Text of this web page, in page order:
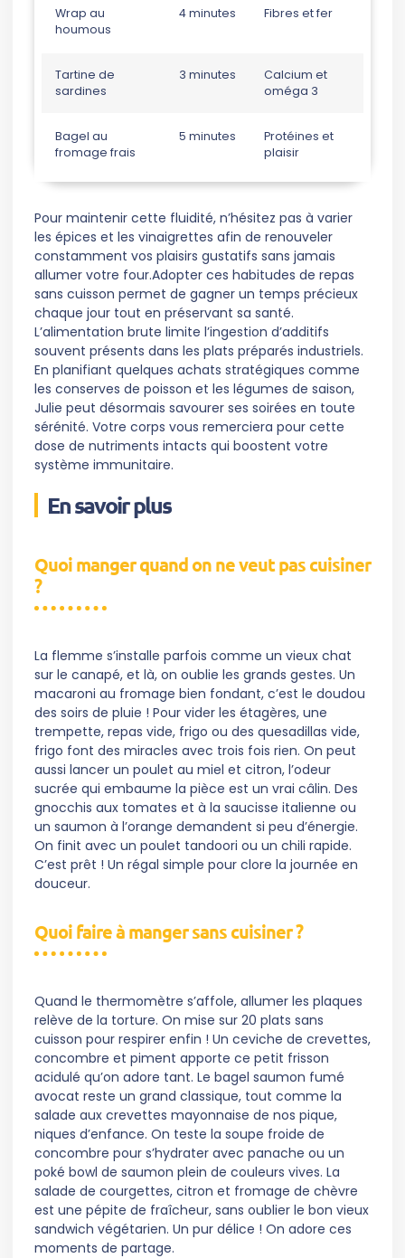
Wrap au
houmous
4 minutes Fibres et fer
Tartine de
sardines
3 minutes
Calcium et
oméga 3
Bagel au
fromage frais
5 minutes
Protéines et
plaisir
Pour maintenir cette fluidité, n’hésitez pas à varier
les épices et les vinaigrettes afin de renouveler
constamment vos plaisirs gustatifs sans jamais
allumer votre four.Adopter ces habitudes de repas
sans cuisson permet de gagner un temps précieux
chaque jour tout en préservant sa santé.
L’alimentation brute limite l’ingestion d’additifs
souvent présents dans les plats préparés industriels.
En planifiant quelques achats stratégiques comme
les conserves de poisson et les légumes de saison,
Julie peut désormais savourer ses soirées en toute
sérénité. Votre corps vous remerciera pour cette
dose de nutriments intacts qui boostent votre
système immunitaire.
En savoir plus
Quoi manger quand on ne veut pas cuisiner
?
La flemme s’installe parfois comme un vieux chat
sur le canapé, et là, on oublie les grands gestes. Un
macaroni au fromage bien fondant, c’est le doudou
des soirs de pluie ! Pour vider les étagères, une
trempette, repas vide, frigo ou des quesadillas vide,
frigo font des miracles avec trois fois rien. On peut
aussi lancer un poulet au miel et citron, l’odeur
sucrée qui embaume la pièce est un vrai câlin. Des
gnocchis aux tomates et à la saucisse italienne ou
un saumon à l’orange demandent si peu d’énergie.
On finit avec un poulet tandoori ou un chili rapide.
C’est prêt ! Un régal simple pour clore la journée en
douceur.
Quoi faire à manger sans cuisiner ?
Quand le thermomètre s’affole, allumer les plaques
relève de la torture. On mise sur 20 plats sans
cuisson pour respirer enfin ! Un ceviche de crevettes,
concombre et piment apporte ce petit frisson
acidulé qu’on adore tant. Le bagel saumon fumé
avocat reste un grand classique, tout comme la
salade aux crevettes mayonnaise de nos pique,
niques d’enfance. On teste la soupe froide de
concombre pour s’hydrater avec panache ou un
poké bowl de saumon plein de couleurs vives. La
salade de courgettes, citron et fromage de chèvre
est une pépite de fraîcheur, sans oublier le bon vieux
sandwich végétarien. Un pur délice ! On adore ces
moments de partage.